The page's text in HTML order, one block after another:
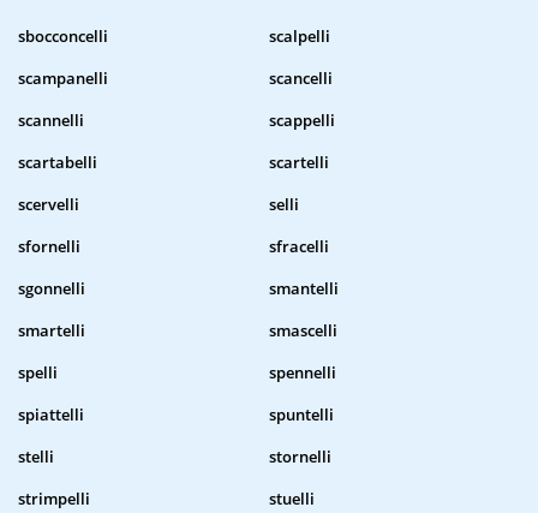
sbocconcelli
scalpelli
scampanelli
scancelli
scannelli
scappelli
scartabelli
scartelli
scervelli
selli
sfornelli
sfracelli
sgonnelli
smantelli
smartelli
smascelli
spelli
spennelli
spiattelli
spuntelli
stelli
stornelli
strimpelli
stuelli